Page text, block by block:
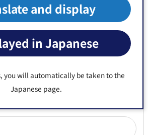
and display
in Japanese
you will automatically be taken to the
Japanese page.
に立ちましたか？
2：ふつう
った
った
2：ふつう